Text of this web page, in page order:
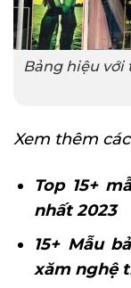
Bảng hiệu với
Xem thêm
Top 15+
nhất 2023
15+ Mẫu
xăm nghệ